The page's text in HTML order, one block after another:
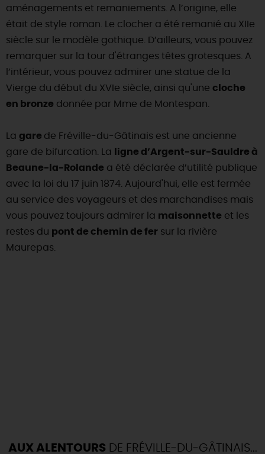
TOUT L'AGENDA
aménagements et remaniements. A l’origine, elle
était de style roman. Le clocher a été remanié au XIIe
siècle sur le modèle gothique. D’ailleurs, vous pouvez
remarquer sur la tour d'étranges têtes grotesques. A
l’intérieur, vous pouvez admirer une statue de la
Vierge du début du XVIe siècle, ainsi qu'une cloche
en bronze donnée par Mme de Montespan.
La gare de Fréville-du-Gâtinais est une ancienne
gare de bifurcation. La
ligne d’Argent-sur-Sauldre à
Beaune-la-Rolande a été déclarée d’utilité publique
avec la loi du 17 juin 1874. Aujourd'hui, elle est fermée
au service des voyageurs et des marchandises mais
vous pouvez toujours admirer la maisonnette et les
restes du pont de chemin de fer sur la rivière
Maurepas.
AUX ALENTOURS DE FRÉVILLE-DU-GÂTINAIS...